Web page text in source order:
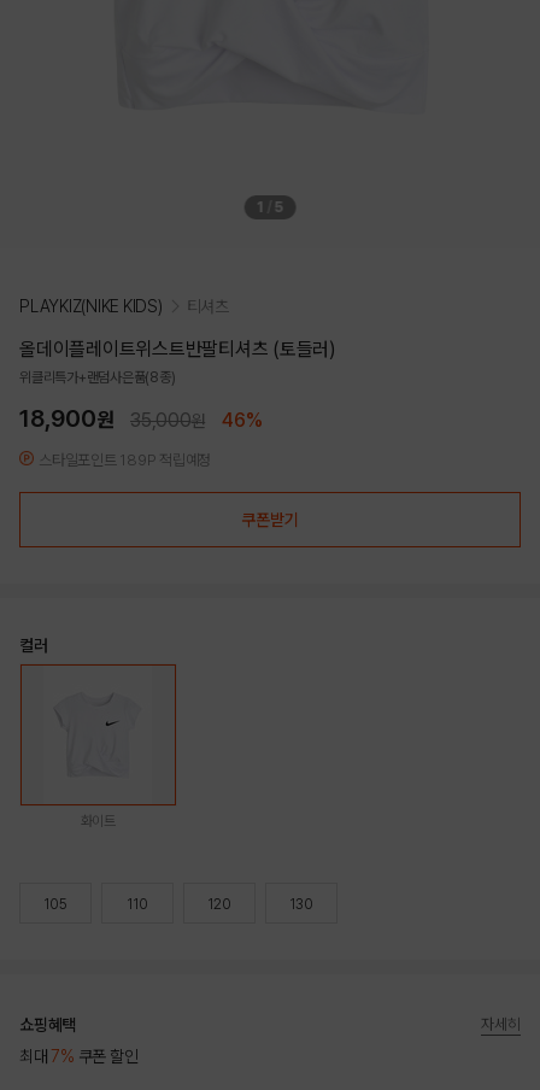
1 5
PLAYKIZ(NIKE KIDS) 티셔츠
올데이플레이트위스트반팔티셔츠 (토들러)
위클리특가+랜덤사은품(8종)
18,900원 35,000원 46%
스타일포인트 189P 적립예정
쿠폰받기
컬러
화이트
105 110 120 130
쇼핑혜택
최대 7% 쿠폰 할인
자세히